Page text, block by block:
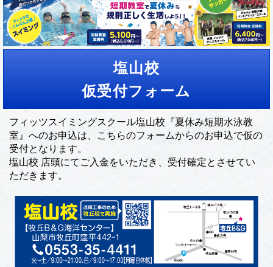
塩山校
仮受付フォーム
フィッツスイミングスクール塩山校『夏休み短期水泳教
室』へのお申込は、こちらのフォームからのお申込で仮の
受付となります。
塩山校 店頭にてご入金をいただき、受付確定とさせてい
ただきます。